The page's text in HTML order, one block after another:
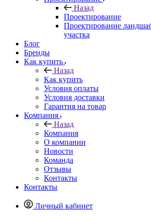
Назад
Проектирование
Проектирование
участка
Блог
Бренды
Как купить
Назад
Как купить
Условия оплаты
Условия доставки
Гарантия на товар
Компания
Назад
Компания
О компании
Новости
Команда
Отзывы
Контакты
Контакты
Личный кабинет